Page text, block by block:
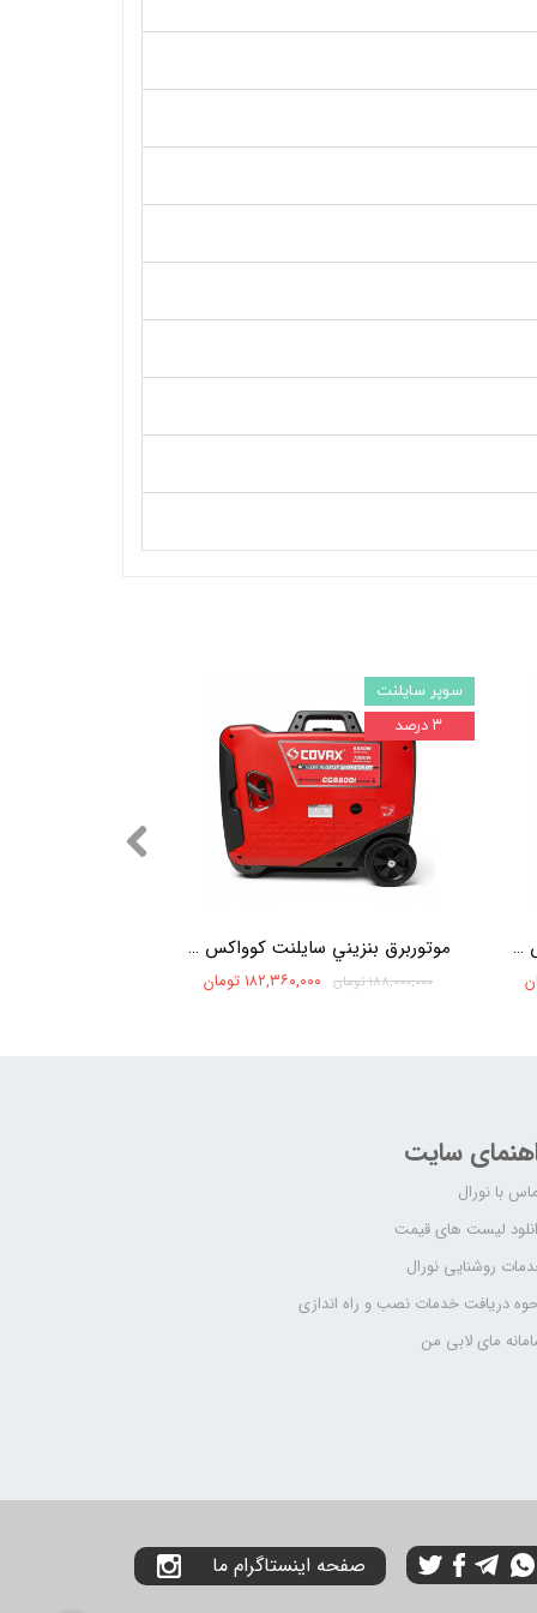
موتوربرق بنزيني سایلنت کوواکس 7 کيلووات اينورتر COVAX CG8800I
۱۸۸,۰۰۰,۰۰۰ تومان ۱۸۲,۳۶۰,۰۰۰ تومان
سوپر سایلنت
۳ درصد
موتوربرق بنزيني سایلنت کوواکس 11 کيلووات اينورتر COVAX CG16800i
سایت
با نورال
لیست های قیمت
روشنایی نورال
دریافت خدمات نصب و راه اندازی
مای لابی من
صفحه اینستاگرام ما